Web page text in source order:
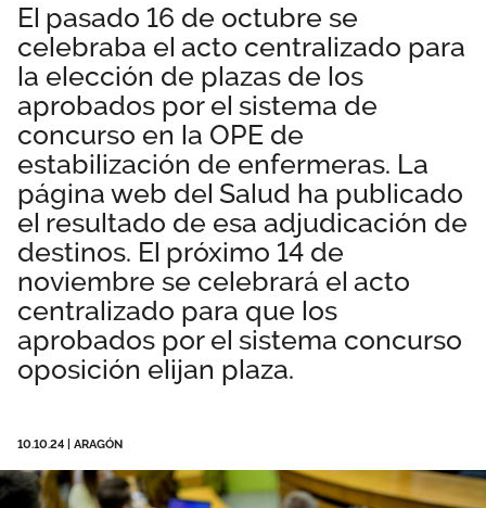
Ventajas
Noticias
Sala de prensa
Empleo
Documentos
Publicaciones
Vídeos
Área privada
Únete
El pasado 16 de octubre se
celebraba el acto centralizado para
la elección de plazas de los
aprobados por el sistema de
concurso en la OPE de
estabilización de enfermeras. La
página web del Salud ha publicado
el resultado de esa adjudicación de
destinos. El próximo 14 de
noviembre se celebrará el acto
centralizado para que los
aprobados por el sistema concurso
oposición elijan plaza.
10.10.24 ARAGÓN